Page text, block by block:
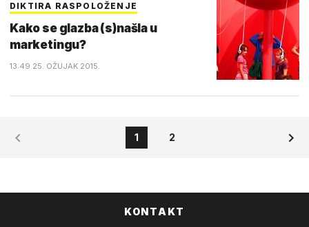
DIKTIRA RASPOLOŽENJE
Kako se glazba (s)našla u
marketingu?
13:49 25. OŽUJAK 2015.
1 2
KONTAKT